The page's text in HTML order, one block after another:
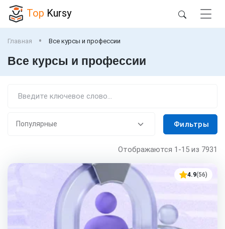
Top Kursy
Главная Все курсы и профессии
Все курсы и профессии
Фильтры
Отображаются 1-15 из 7931
4.9(56)